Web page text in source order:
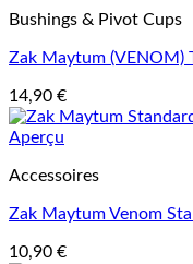
Bushings & Pivot Cups
Zak Maytum (VENOM)
14,90 €
Aperçu
Accessoires
Zak Maytum Venom
10,90 €